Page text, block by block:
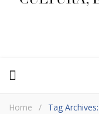
Home / Tag